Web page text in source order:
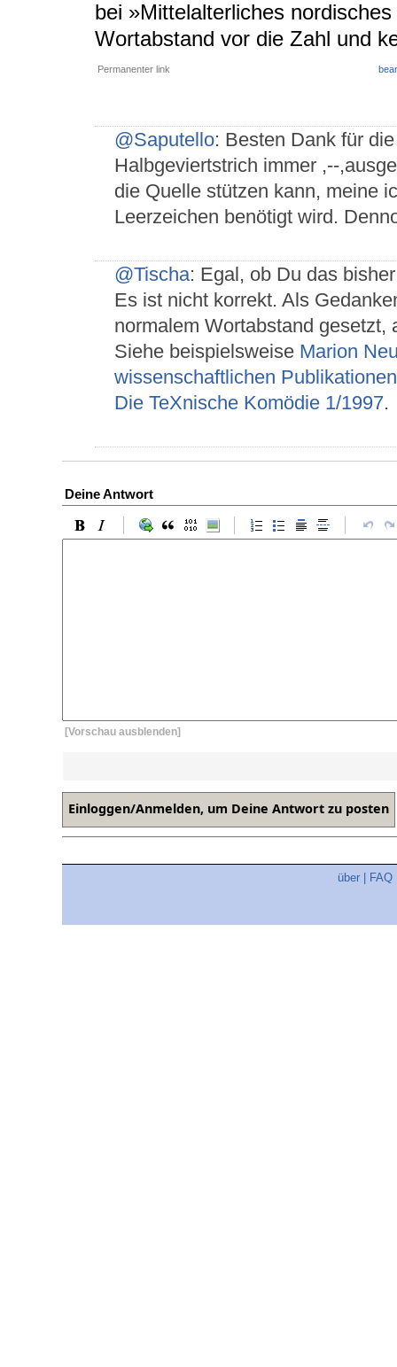
bei »Mittelalterliches
Wortabstand vor die Zahl und
Permanenter link
@Saputello: Besten Dank für
Halbgeviertstrich immer ,--
die Quelle stützen kann, meine
Leerzeichen benötigt wird.
@Tischa: Egal, ob Du das
Es ist nicht korrekt. Als
normalem Wortabstand
Siehe beispielsweise Marion
wissenschaftlichen
Die TeXnische Komödie 1/1997.
Deine Antwort
[Vorschau ausblenden]
über FAQ